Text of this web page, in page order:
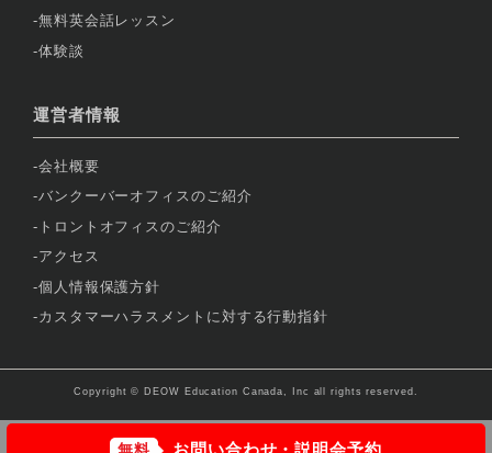
無料英会話レッスン
体験談
運営者情報
会社概要
バンクーバーオフィスのご紹介
トロントオフィスのご紹介
アクセス
個人情報保護方針
カスタマーハラスメントに対する行動指針
Copyright © DEOW Education Canada, Inc all rights reserved.
お問い合わせ・説明会予約